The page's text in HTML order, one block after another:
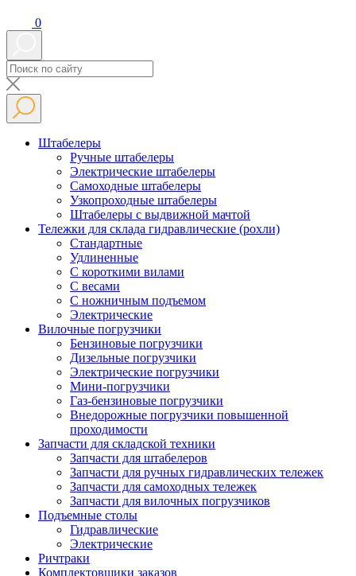
0
Штабелеры
Ручные штабелеры
Электрические штабелеры
Самоходные штабелеры
Узкопроходные штабелеры
Штабелеры с выдвижной мачтой
Тележки для склада гидравлические (рохли)
Стандартные
Удлиненные
С короткими вилами
С весами
С ножничным подъемом
Электрические
Вилочные погрузчики
Бензиновые погрузчики
Дизельные погрузчики
Электрические погрузчики
Мини-погрузчики
Газ-бензиновые погрузчики
Внедорожные погрузчики повышенной
проходимости
Запчасти для складской техники
Запчасти для штабелеров
Запчасти для ручных гидравлических тележек
Запчасти для самоходных тележек
Запчасти для вилочных погрузчиков
Подъемные столы
Гидравлические
Электрические
Ричтраки
Комплектовщики заказов